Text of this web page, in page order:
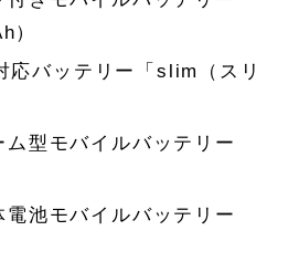
）
応バッテリー「slim（スリ
ム型モバイルバッテリー
電池モバイルバッテリー